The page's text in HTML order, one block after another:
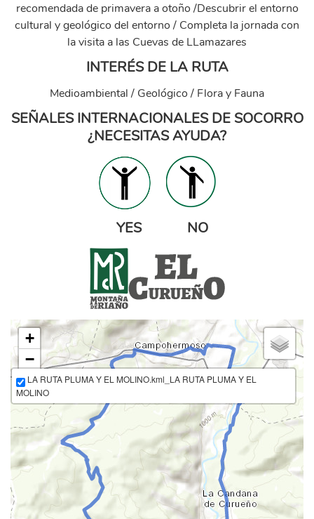
recomendada de primavera a otoño /Descubrir el entorno
cultural y geológico del entorno / Completa la jornada con
la visita a las Cuevas de LLamazares
INTERÉS DE LA RUTA
Medioambiental / Geológico / Flora y Fauna
SEÑALES INTERNACIONALES DE SOCORRO
¿NECESITAS AYUDA?
YES NO
curueno_definitivo.png
+
−
LA RUTA PLUMA Y EL MOLINO.kml_LA RUTA PLUMA Y EL
MOLINO